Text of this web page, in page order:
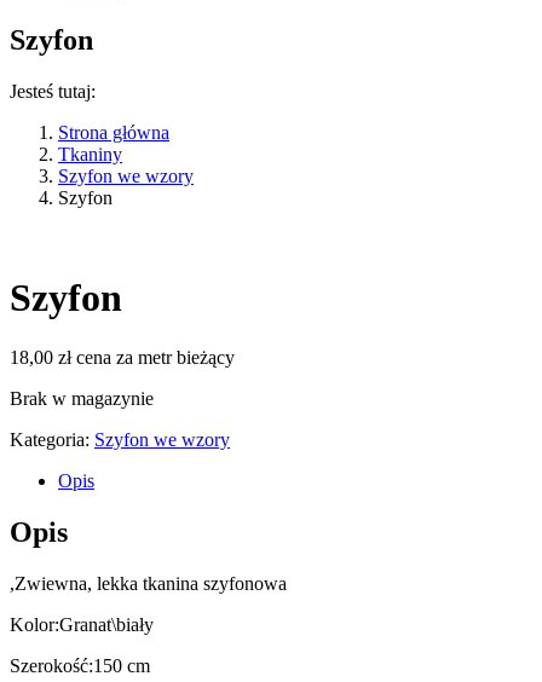
Szyfon
Jesteś tutaj:
Strona główna
Tkaniny
Szyfon we wzory
Szyfon
Szyfon
18,00 złcena za metr bieżący
Brak w magazynie
Kategoria: Szyfon we wzory
Opis
Opis
,Zwiewna, lekka tkanina szyfonowa
Kolor:Granat\biały
Szerokość:150 cm